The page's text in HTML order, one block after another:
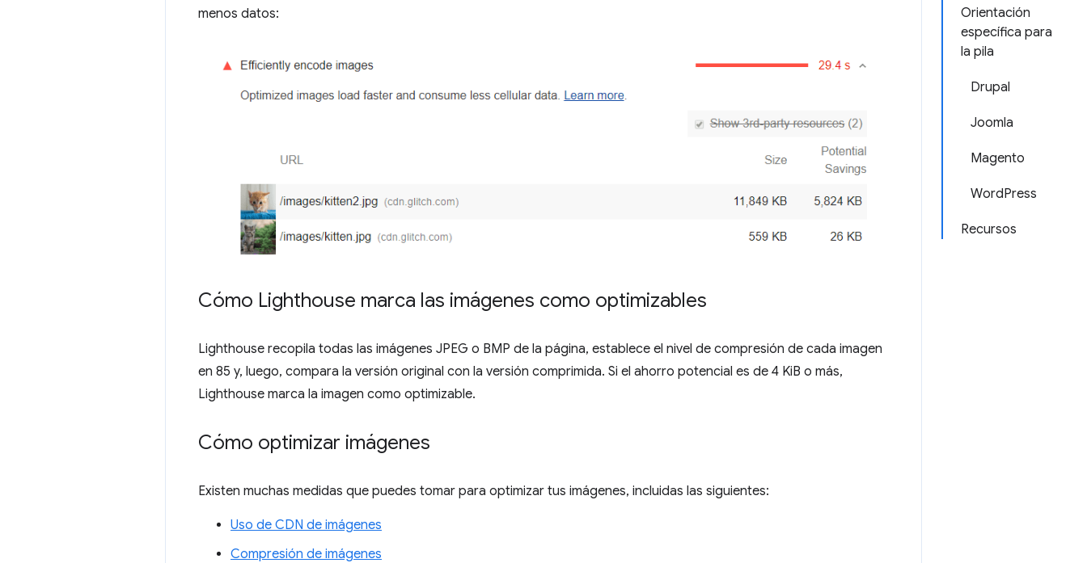
Orientación
específica para
la pila
Drupal
Joomla
Magento
WordPress
Recursos
menos datos:
Cómo Lighthouse marca las imágenes como optimizables
Lighthouse recopila todas las imágenes JPEG o BMP de la página, establece el nivel de compresión de cada imagen
en 85 y, luego, compara la versión original con la versión comprimida. Si el ahorro potencial es de 4 KiB o más,
Lighthouse marca la imagen como optimizable.
Cómo optimizar imágenes
Existen muchas medidas que puedes tomar para optimizar tus imágenes, incluidas las siguientes:
Uso de CDN de imágenes
Compresión de imágenes